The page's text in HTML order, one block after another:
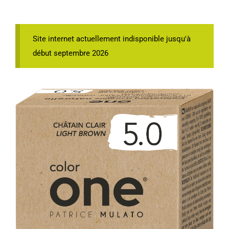
Site internet actuellement indisponible jusqu'à
début septembre 2026